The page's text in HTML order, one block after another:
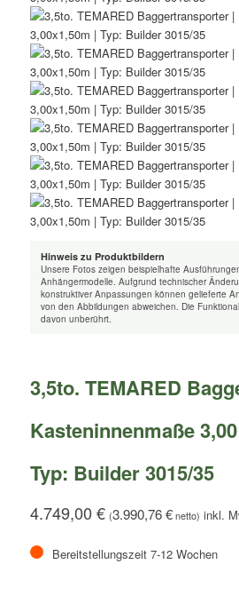
Hinweis zu Produktbildern
Unsere Fotos zeigen beispielhafte
Anhängermodelle. Aufgrund technischer
konstruktiver Anpassungen können gelieferte
von den Abbildungen abweichen. Die
davon unberührt.
3,5to. TEMARED
Kasteninnenmaße
Typ: Builder 3015/35
4.749,00€ (3.990,76€ netto)
Bereitstellungszeit 7-12 Wochen